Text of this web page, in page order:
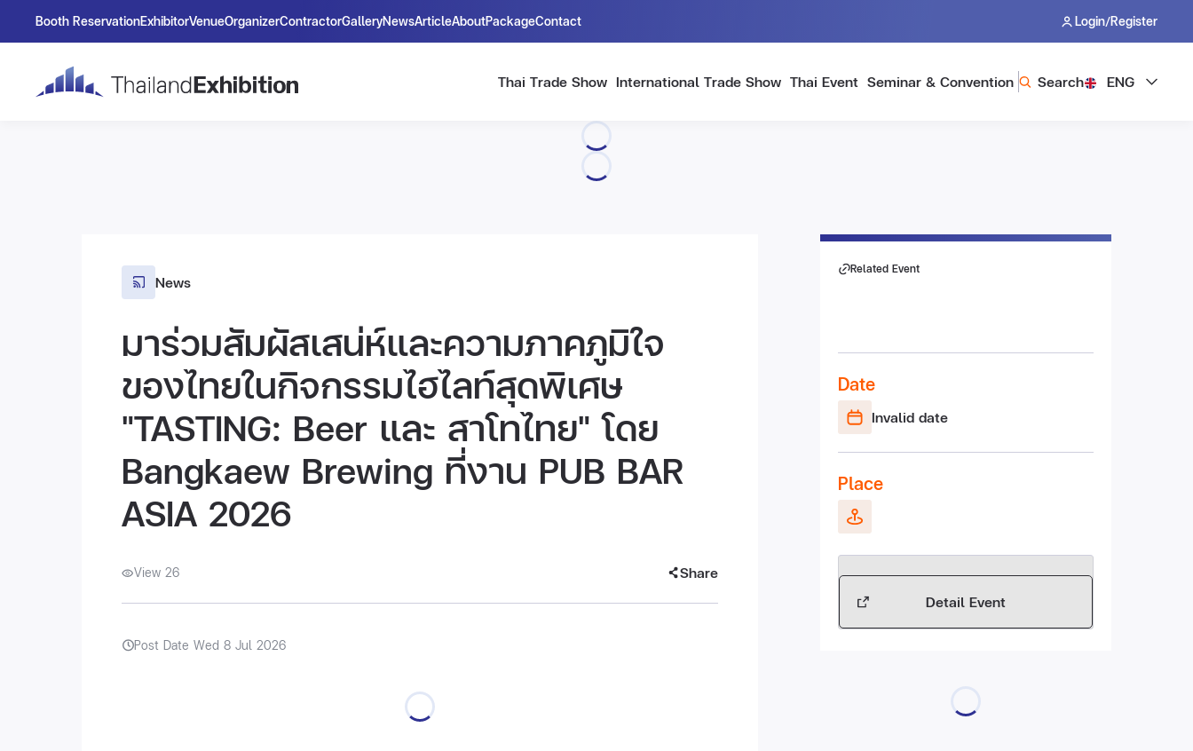
Booth ReservationExhibitorVenueOrganizerContractorGalleryNewsArticleAboutPackageContact Login/Register
Thai Trade Show International Trade Show Thai Event Seminar & Convention Search ENG
News
มาร่วมสัมผัสเสน่ห์และความภาคภูมิใจ
ของไทยในกิจกรรมไฮไลท์สุดพิเศษ
"TASTING: Beer และ สาโทไทย" โดย
Bangkaew Brewing ที่งาน PUB BAR
ASIA 2026
View 26 Share
Post Date Wed 8 Jul 2026
Related Event
Date
Invalid date
Place
Detail Event